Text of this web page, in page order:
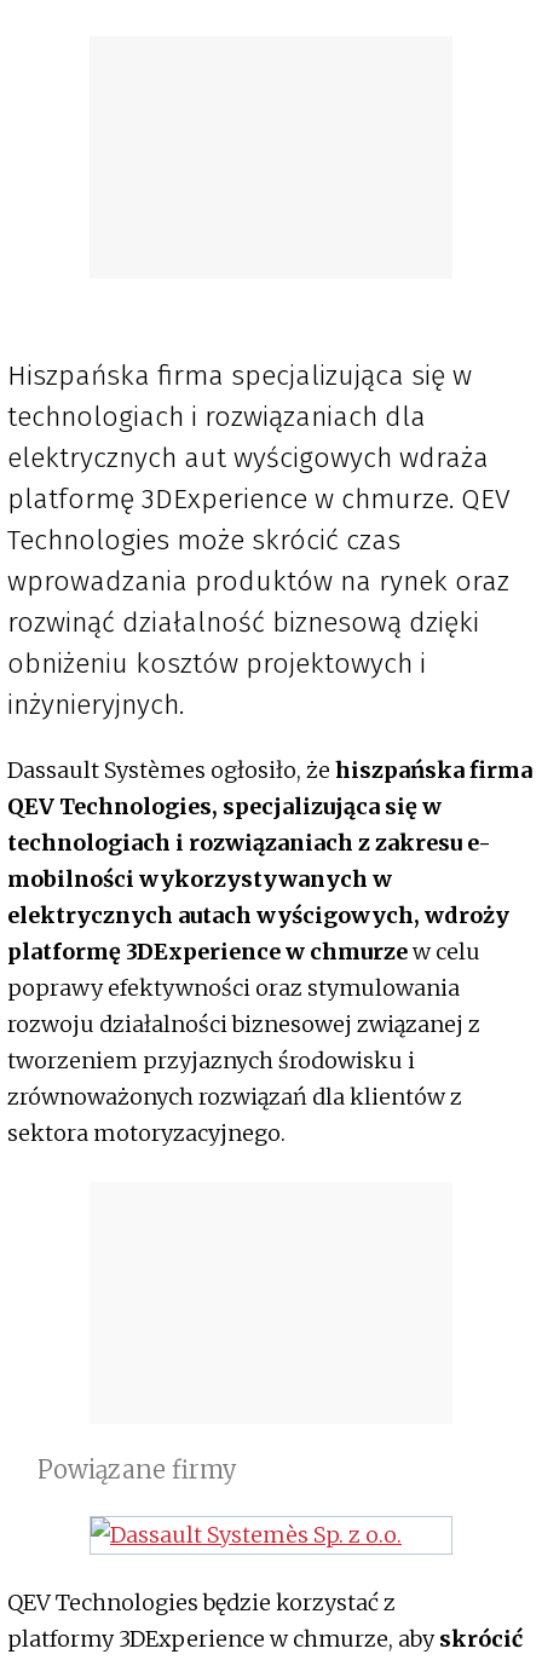
Hiszpańska firma specjalizująca się w
technologiach i rozwiązaniach dla
elektrycznych aut wyścigowych wdraża
platformę 3DExperience w chmurze. QEV
Technologies może skrócić czas
wprowadzania produktów na rynek oraz
rozwinąć działalność biznesową dzięki
obniżeniu kosztów projektowych i
inżynieryjnych.
Dassault Systèmes ogłosiło, że hiszpańska firma
QEV Technologies, specjalizująca się w
technologiach i rozwiązaniach z zakresu e-
mobilności wykorzystywanych w
elektrycznych autach wyścigowych, wdroży
platformę 3DExperience w chmurzew celu
poprawy efektywności oraz stymulowania
rozwoju działalności biznesowej związanej z
tworzeniem przyjaznych środowisku i
zrównoważonych rozwiązań dla klientów z
sektora motoryzacyjnego.
Powiązane firmy
QEV Technologies będzie korzystać z
platformy 3DExperience w chmurze, abyskrócić